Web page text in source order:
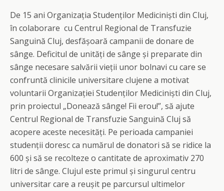
De 15 ani Organizația Studenților Mediciniști din Cluj,
în colaborare cu Centrul Regional de Transfuzie
Sanguină Cluj, desfășoară campanii de donare de
sânge. Deficitul de unități de sânge și preparate din
sânge necesare salvării vieții unor bolnavi cu care se
confruntă clinicile universitare clujene a motivat
voluntarii Organizației Studenților Mediciniști din Cluj,
prin proiectul „Donează sânge! Fii erou!”, să ajute
Centrul Regional de Transfuzie Sanguină Cluj să
acopere aceste necesități. Pe perioada campaniei
studenții doresc ca numărul de donatori să se ridice la
600 și să se recolteze o cantitate de aproximativ 270
litri de sânge. Clujul este primul și singurul centru
universitar care a reușit pe parcursul ultimelor